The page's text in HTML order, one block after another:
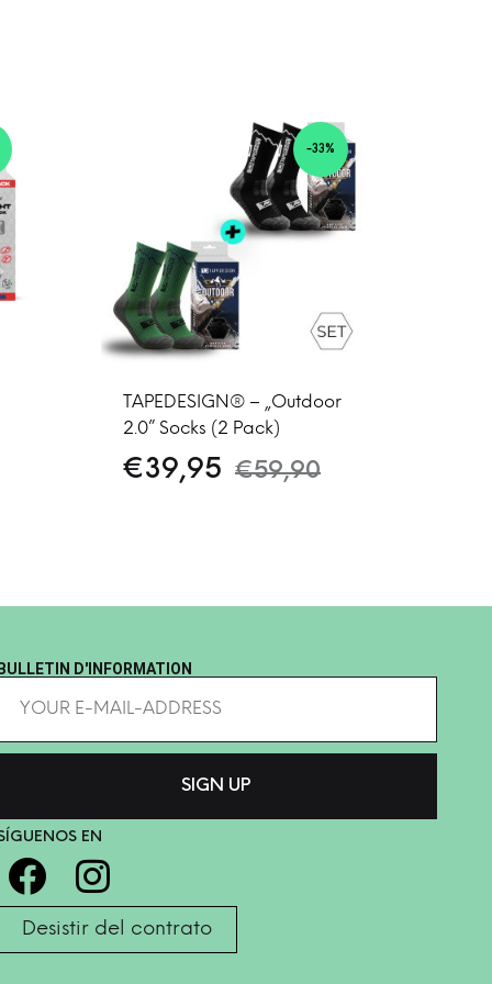
-33%
TAPEDESIGN® – „Outdoor
2.0” Socks (2 Pack)
€39,95 €59,90
D'INFORMATION
EN
Desistir del contrato